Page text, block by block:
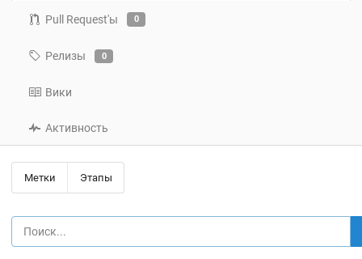
Pull Request'ы 0
Релизы 0
Вики
Активность
Метки Этапы